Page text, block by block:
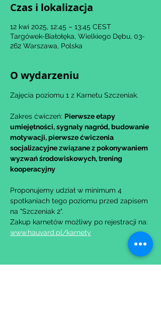
Czas i lokalizacja
12 kwi 2025, 12:45 – 13:45 CEST
Targówek-Białołęka, Wielkiego Dębu, 03-
262 Warszawa, Polska
O wydarzeniu
Zajęcia poziomu 1 z Karnetu Szczeniak.
Zakres ćwiczeń: Pierwsze etapy
umiejętności, sygnały nagród, budowanie
motywacji, pierwsze ćwiczenia
socjalizacyjne związane z pokonywaniem
wyzwań środowiskowych, trening
kooperacyjny
Proponujemy udział w minimum 4
spotkaniach tego poziomu przed zapisem
na "Szczeniak 2".
Zakup karnetów możliwy po rejestracji na:
www.hauvard.pl/karnety